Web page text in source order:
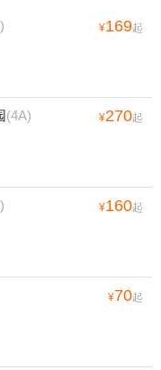
¥169起
(4A) ¥270起
¥160起
¥70起